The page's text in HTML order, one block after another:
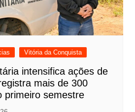
Vitória da Conquista
intensifica ações de
mais de 300
primeiro semestre